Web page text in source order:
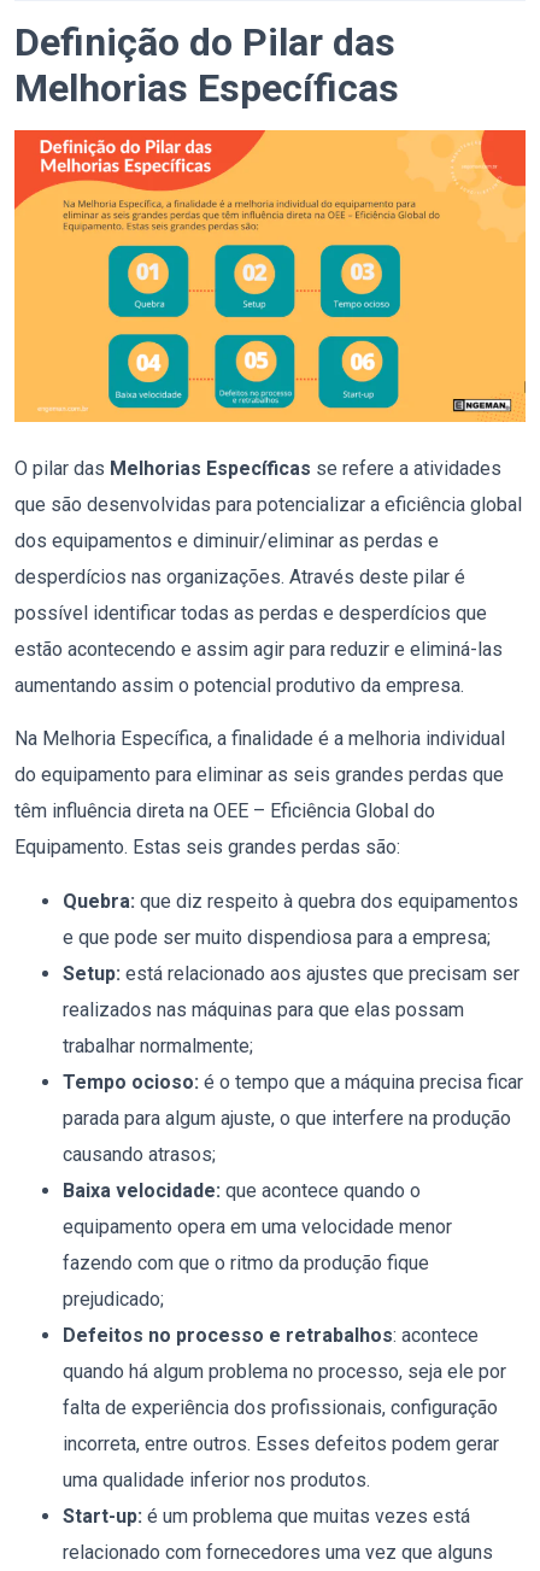
Definição do Pilar das
Melhorias Específicas
O pilar das Melhorias Específicas se refere a atividades
que são desenvolvidas para potencializar a eficiência global
dos equipamentos e diminuir/eliminar as perdas e
desperdícios nas organizações. Através deste pilar é
possível identificar todas as perdas e desperdícios que
estão acontecendo e assim agir para reduzir e eliminá-las
aumentando assim o potencial produtivo da empresa.
Na Melhoria Específica, a finalidade é a melhoria individual
do equipamento para eliminar as seis grandes perdas que
têm influência direta na OEE – Eficiência Global do
Equipamento. Estas seis grandes perdas são:
Quebra: que diz respeito à quebra dos equipamentos
e que pode ser muito dispendiosa para a empresa;
Setup: está relacionado aos ajustes que precisam ser
realizados nas máquinas para que elas possam
trabalhar normalmente;
Tempo ocioso: é o tempo que a máquina precisa ficar
parada para algum ajuste, o que interfere na produção
causando atrasos;
Baixa velocidade: que acontece quando o
equipamento opera em uma velocidade menor
fazendo com que o ritmo da produção fique
prejudicado;
Defeitos no processo e retrabalhos: acontece
quando há algum problema no processo, seja ele por
falta de experiência dos profissionais, configuração
incorreta, entre outros. Esses defeitos podem gerar
uma qualidade inferior nos produtos.
Start-up: é um problema que muitas vezes está
relacionado com fornecedores uma vez que alguns